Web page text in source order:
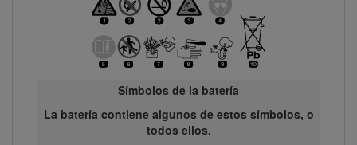
Símbolos de la batería
La batería contiene algunos de estos símbolos, o
todos ellos.